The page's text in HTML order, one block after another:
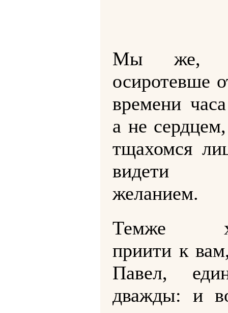
Мы же,
осиротевше
времени
а не
тщахомся
видети
желанием.
Темже
приити к
Павел,
дважды: и